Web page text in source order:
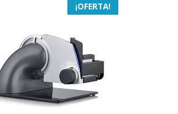
¡OFERTA!